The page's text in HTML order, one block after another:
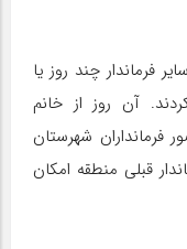
فرماندار چند روز یا
آن روز از خانم
فرمانداران شهرستان
قبلی منطقه امکان